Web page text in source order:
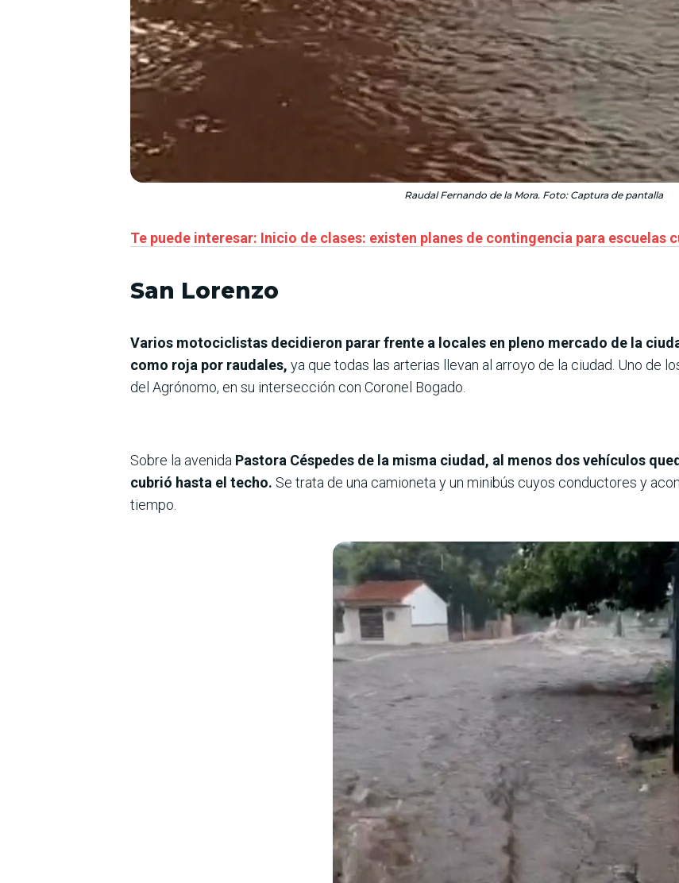
Raudal Fernando de la Mora. Foto: Captura de pantalla
Te puede interesar: Inicio de clases: existen planes de contingencia para escuelas
San Lorenzo
Varios motociclistas decidieron parar frente a locales en pleno mercado de la
como roja por raudales, ya que todas las arterias llevan al arroyo de la ciudad. Uno de
del Agrónomo, en su intersección con Coronel Bogado.
Sobre la avenida Pastora Céspedes de la misma ciudad, al menos dos vehículos
cubrió hasta el techo. Se trata de una camioneta y un minibús cuyos conductores y
tiempo.